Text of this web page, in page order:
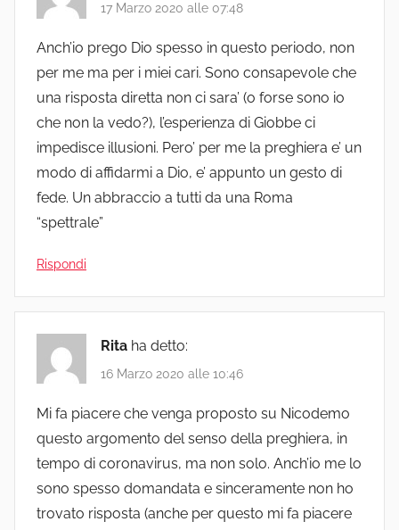
17 Marzo 2020 alle 07:48
Anch’io prego Dio spesso in questo periodo, non
per me ma per i miei cari. Sono consapevole che
una risposta diretta non ci sara’ (o forse sono io
che non la vedo?), l’esperienza di Giobbe ci
impedisce illusioni. Pero’ per me la preghiera e’ un
modo di affidarmi a Dio, e’ appunto un gesto di
fede. Un abbraccio a tutti da una Roma
“spettrale”
Rispondi
Rita ha detto:
16 Marzo 2020 alle 10:46
Mi fa piacere che venga proposto su Nicodemo
questo argomento del senso della preghiera, in
tempo di coronavirus, ma non solo. Anch’io me lo
sono spesso domandata e sinceramente non ho
trovato risposta (anche per questo mi fa piacere